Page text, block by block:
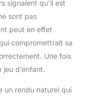
placer ce bol
sur le sol,
d'une
aura
signalent qu’il est
sont pas
peut en effet
compromettrait sa
Une fois
d’enfant.
un rendu naturel qui